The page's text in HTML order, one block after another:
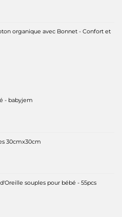
organique avec Bonnet - Confort et
- babyjem
30cmx30cm
souples pour bébé - 55pcs